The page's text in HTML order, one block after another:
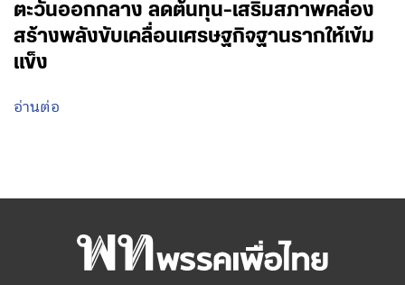
ตะวันออกกลาง ลดต้นทุน-เสริมสภาพคล่อง
สร้างพลังขับเคลื่อนเศรษฐกิจฐานรากให้เข้ม
แข็ง
อ่านต่อ